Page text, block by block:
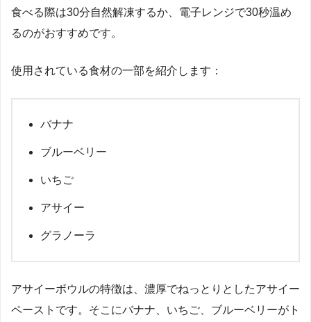
食べる際は30分自然解凍するか、電子レンジで30秒温め
るのがおすすめです。
使用されている食材の一部を紹介します：
バナナ
ブルーベリー
いちご
アサイー
グラノーラ
アサイーボウルの特徴は、濃厚でねっとりとしたアサイー
ペーストです。そこにバナナ、いちご、ブルーベリーがト